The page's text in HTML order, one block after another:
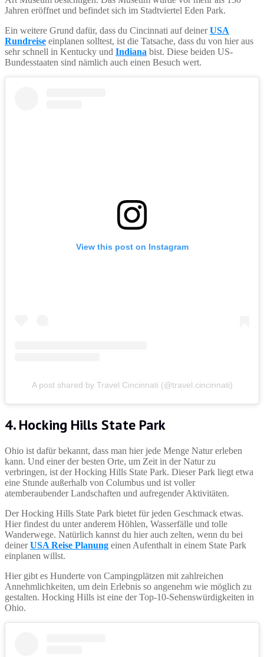
Jahren eröffnet und befindet sich im Stadtviertel Eden Park.
Ein weitere Grund dafür, dass du Cincinnati auf deinerUSA
Rundreise einplanen solltest, ist die Tatsache, dass du von hier aus
sehr schnell in Kentucky und Indiana bist. Diese beiden US-
Bundesstaaten sind nämlich auch einen Besuch wert.
View this post on Instagram
A post shared by Travel Cincinnati (@travel.cincinnati)
4. Hocking Hills State Park
Ohio ist dafür bekannt, dass man hier jede Menge Natur erleben
kann. Und einer der besten Orte, um Zeit in der Natur zu
verbringen, ist der Hocking Hills State Park. Dieser Park liegt etwa
eine Stunde außerhalb von Columbus und ist voller
atemberaubender Landschaften und aufregender Aktivitäten.
Der Hocking Hills State Park bietet für jeden Geschmack etwas.
Hier findest du unter anderem Höhlen, Wasserfälle und tolle
Wanderwege. Natürlich kannst du hier auch zelten, wenn du bei
deinerUSA Reise Planung einen Aufenthalt in einem State Park
einplanen willst.
Hier gibt es Hunderte von Campingplätzen mit zahlreichen
Annehmlichkeiten, um dein Erlebnis so angenehm wie möglich zu
gestalten. Hocking Hills ist eine der Top-10-Sehenswürdigkeiten in
Ohio.